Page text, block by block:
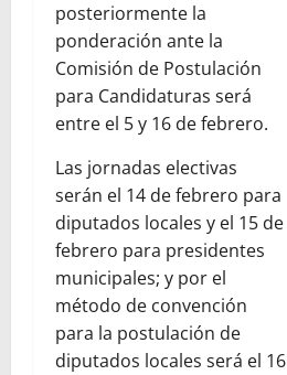
posteriormente la
ponderación ante la
Comisión de Postulación
para Candidaturas será
entre el 5 y 16 de febrero.
Las jornadas electivas
serán el 14 de febrero para
diputados locales y el 15 de
febrero para presidentes
municipales; y por el
método de convención
para la postulación de
diputados locales será el 16